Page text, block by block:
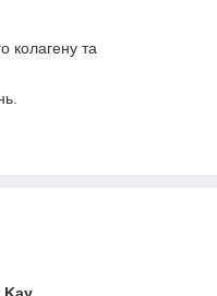
колагену та
Kay